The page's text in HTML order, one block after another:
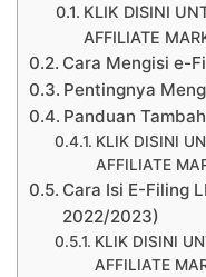
KLIK DISINI
AFFILIATE
Cara Mengisi e-
Pentingnya
Panduan
KLIK DISINI
AFFILIATE
Cara Isi E-Filing
2022/2023)
KLIK DISINI
AFFILIATE